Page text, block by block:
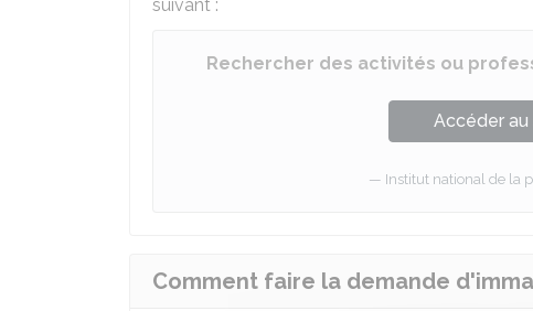
suivant :
Rechercher des activités ou
Accéder au
Institut national de la
Comment faire la demande